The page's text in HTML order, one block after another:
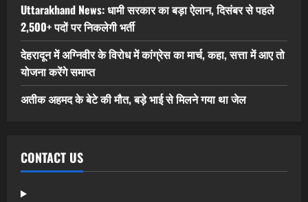
Uttarakhand News: धामी सरकार का बड़ा ऐलान, दिसंबर से पहले
2,500+ पदों पर निकलेगी भर्ती
देहरादून में अग्निवीर के विरोध में कांग्रेस का मार्च, कहा, सत्ता में आए तो
योजना करेंगे समाप्त
अतीक अहमद के बेटे की मौत, बड़े भाई से मिलने गया था जेल
CONTACT US